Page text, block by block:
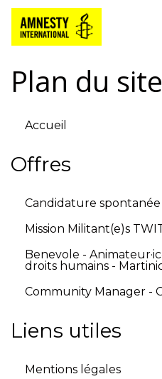
Plan du site
Accueil
Offres
Candidature spontanée
Mission Militant(e)s
Benevole -
droits humains -
Community Manager -
Liens utiles
Mentions légales